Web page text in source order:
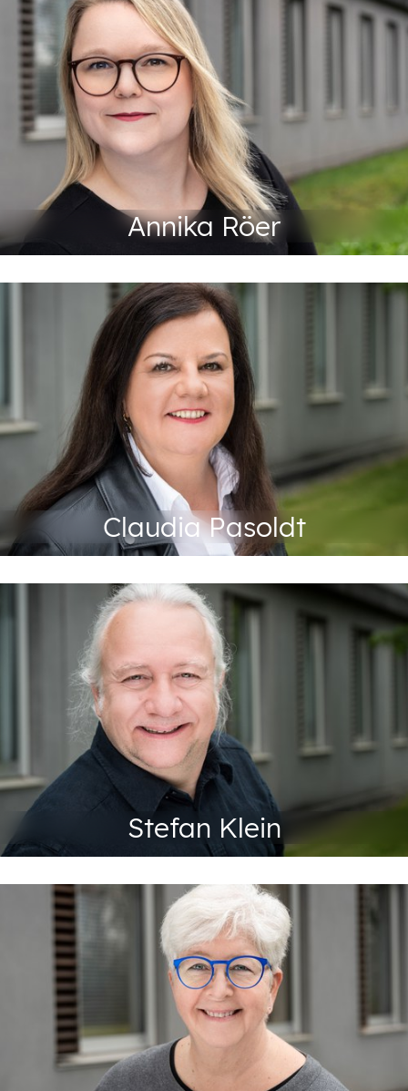
Annika Röer
Abteilungsleitung
+49 201 88-72741
Fax: +49 201 88-72299
roeer@abeg.essen.de
Claudia Pasoldt
Produktverantwortung
+49 201 88-72714
Fax: +49 201 88-72299
pasoldt@abeg.essen.de
Stefan Klein
Produktverantwortung MAT
+49 201 88-72467
Fax: +49 201 88-722-99
klein@abeg.essen.de
Abteilungsleitung
+49 201 88-72289
Fax: +49 201 88-72299
mohr@abeg.essen.de